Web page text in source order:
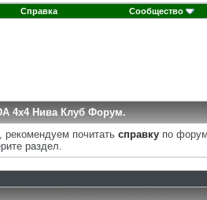
Справка Сообщество
4x4 Нива Клуб Форум.
рекомендуем почитать справку по
раздел.